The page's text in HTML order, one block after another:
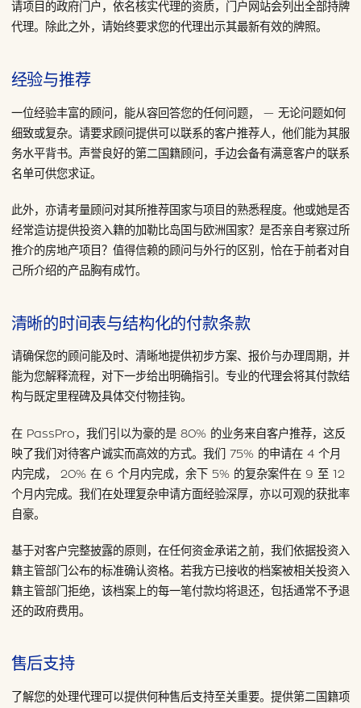
请项目的政府门户，依名核实代理的资质，门户网站会列出全部持牌
代理。除此之外，请始终要求您的代理出示其最新有效的牌照。
经验与推荐
一位经验丰富的顾问，能从容回答您的任何问题， — 无论问题如何
细致或复杂。请要求顾问提供可以联系的客户推荐人，他们能为其服
务水平背书。声誉良好的第二国籍顾问，手边会备有满意客户的联系
名单可供您求证。
此外，亦请考量顾问对其所推荐国家与项目的熟悉程度。他或她是否
经常造访提供投资入籍的加勒比岛国与欧洲国家？是否亲自考察过所
推介的房地产项目？值得信赖的顾问与外行的区别，恰在于前者对自
己所介绍的产品胸有成竹。
清晰的时间表与结构化的付款条款
请确保您的顾问能及时、清晰地提供初步方案、报价与办理周期，并
能为您解释流程，对下一步给出明确指引。专业的代理会将其付款结
构与既定里程碑及具体交付物挂钩。
在 PassPro，我们引以为豪的是 80% 的业务来自客户推荐，这反
映了我们对待客户诚实而高效的方式。我们 75% 的申请在 4 个月
内完成， 20% 在 6 个月内完成，余下 5% 的复杂案件在 9 至 12
个月内完成。我们在处理复杂申请方面经验深厚，亦以可观的获批率
自豪。
基于对客户完整披露的原则，在任何资金承诺之前，我们依据投资入
籍主管部门公布的标准确认资格。若我方已接收的档案被相关投资入
籍主管部门拒绝，该档案上的每一笔付款均将退还，包括通常不予退
还的政府费用。
售后支持
了解您的处理代理可以提供何种售后支持至关重要。提供第二国籍项